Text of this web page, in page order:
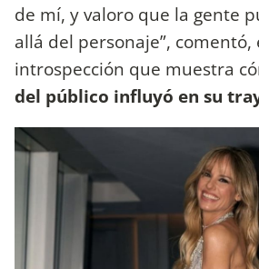
de mí, y valoro que la gente
allá del personaje”, comentó,
introspección que muestra
del público influyó en su